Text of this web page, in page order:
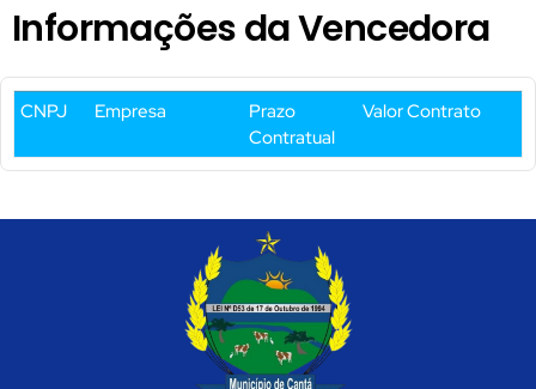
Informações da Vencedora
CNPJ Empresa
Prazo
Contratual
Valor Contrato